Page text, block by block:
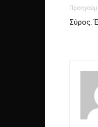
Σύρος: